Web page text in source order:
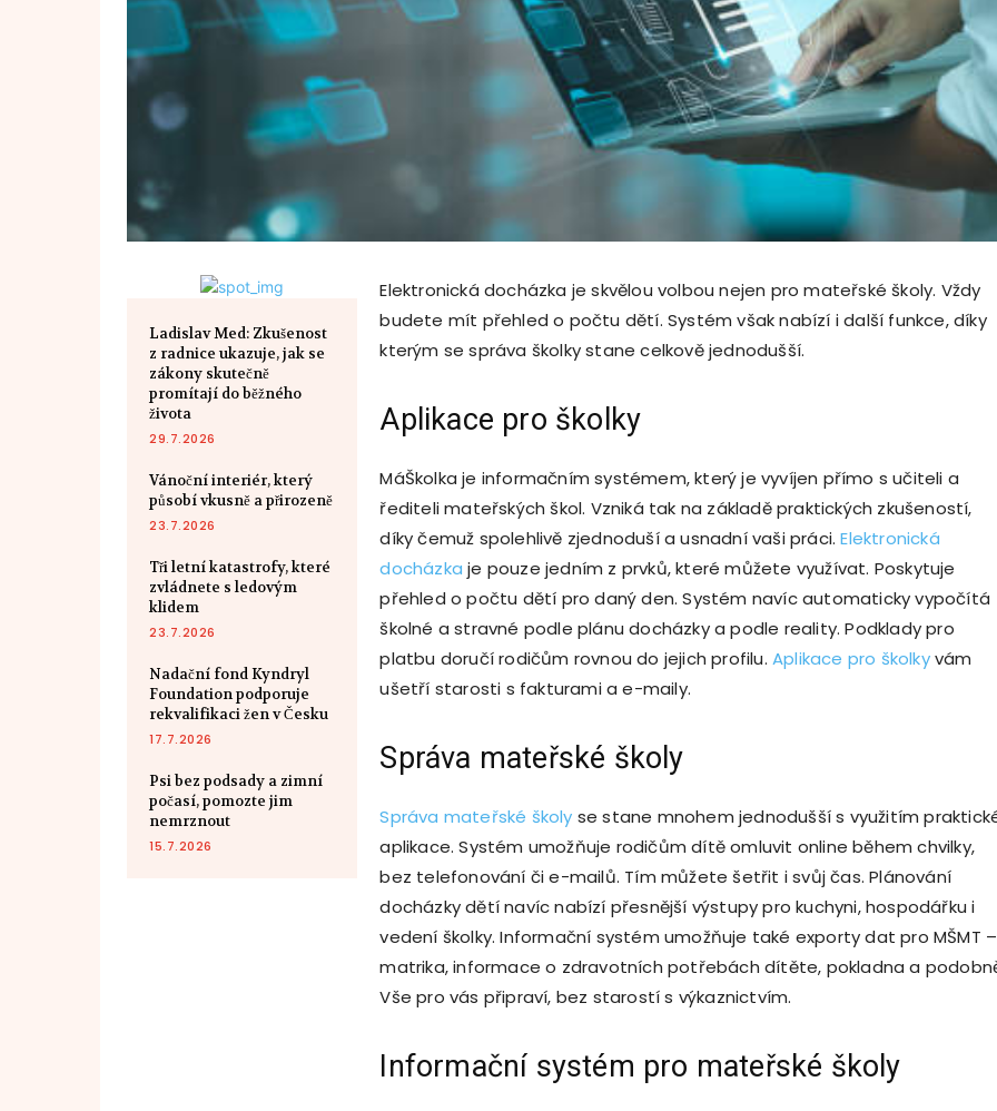
Ladislav Med: Zkušenost
z radnice ukazuje, jak se
zákony skutečně
promítají do běžného
života
29.7.2026
Vánoční interiér, který
působí vkusně a přirozeně
23.7.2026
Tři letní katastrofy, které
zvládnete s ledovým
klidem
23.7.2026
Nadační fond Kyndryl
Foundation podporuje
rekvalifikaci žen v Česku
17.7.2026
Psi bez podsady a zimní
počasí, pomozte jim
nemrznout
15.7.2026
Elektronická docházka je skvělou volbou nejen pro mateřské školy. Vždy
budete mít přehled o počtu dětí. Systém však nabízí i další funkce, díky
kterým se správa školky stane celkově jednodušší.
Aplikace pro školky
MáŠkolka je informačním systémem, který je vyvíjen přímo s učiteli a
řediteli mateřských škol. Vzniká tak na základě praktických zkušeností,
díky čemuž spolehlivě zjednoduší a usnadní vaši práci.Elektronická
docházka je pouze jedním z prvků, které můžete využívat. Poskytuje
přehled o počtu dětí pro daný den. Systém navíc automaticky vypočítá
školné a stravné podle plánu docházky a podle reality. Podklady pro
platbu doručí rodičům rovnou do jejich profilu.Aplikace pro školkyvám
ušetří starosti s fakturami a e-maily.
Správa mateřské školy
Správa mateřské školy se stane mnohem jednodušší s využitím
aplikace. Systém umožňuje rodičům dítě omluvit online během chvilky,
bez telefonování či e-mailů. Tím můžete šetřit i svůj čas. Plánování
docházky dětí navíc nabízí přesnější výstupy pro kuchyni, hospodářku i
vedení školky. Informační systém umožňuje také exporty dat pro MŠMT –
matrika, informace o zdravotních potřebách dítěte, pokladna a
Vše pro vás připraví, bez starostí s výkaznictvím.
Informační systém pro mateřské školy